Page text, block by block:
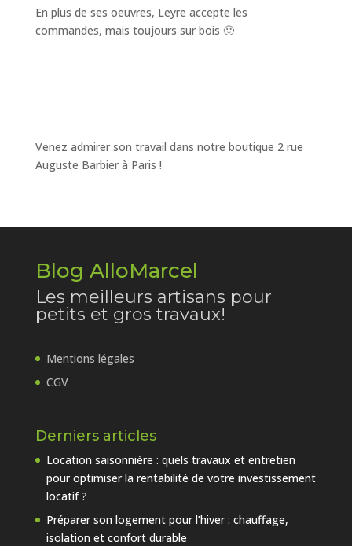
En plus de ses oeuvres, Leyre accepte les
commandes, mais toujours sur bois 🙂
Venez admirer son travail dans notre boutique 2 rue
Auguste Barbier à Paris !
Blog AlloMarcel
Les meilleurs artisans pour
petits et gros travaux!
Mentions légales
CGV
Derniers articles
Location saisonnière : quels travaux et entretien
pour optimiser la rentabilité de votre investissement
locatif ?
Préparer son logement pour l’hiver : chauffage,
isolation et confort durable